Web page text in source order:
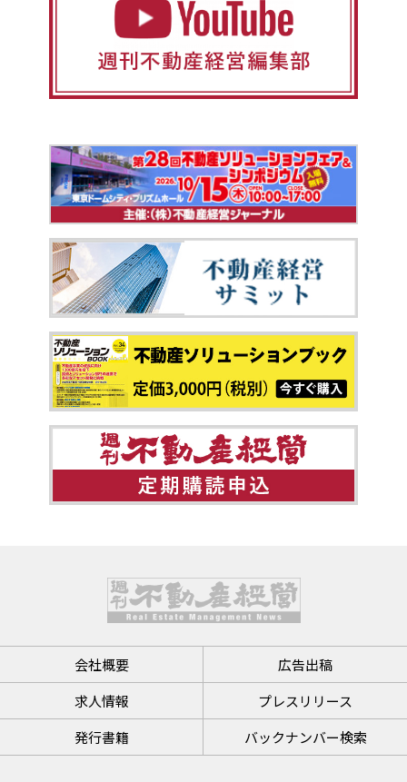
会社概要
広告出稿
求人情報
プレスリリース
発行書籍
バックナンバー検索